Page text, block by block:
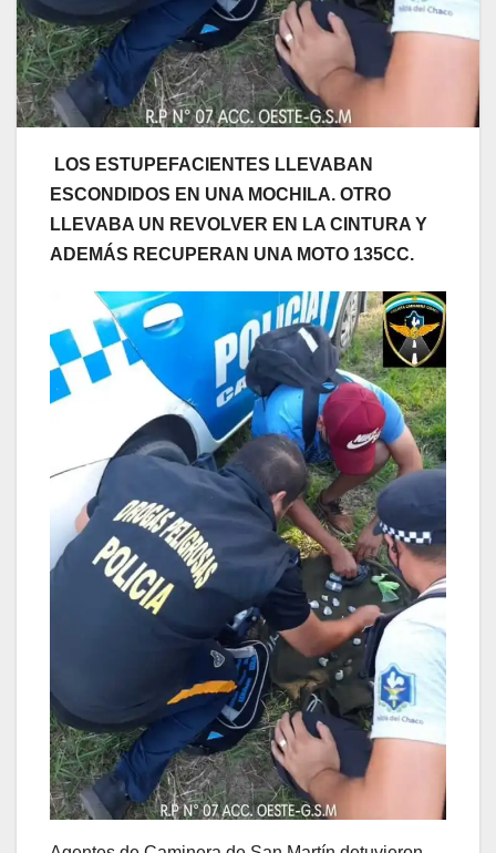
LOS ESTUPEFACIENTES LLEVABAN
ESCONDIDOS EN UNA MOCHILA. OTRO
LLEVABA UN REVOLVER EN LA CINTURA Y
ADEMÁS RECUPERAN UNA MOTO 135CC.